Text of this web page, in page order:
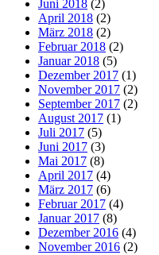
Juni 2018 (2)
April 2018 (2)
März 2018 (2)
Februar 2018 (2)
Januar 2018 (5)
Dezember 2017 (1)
November 2017 (2)
September 2017 (2)
August 2017 (1)
Juli 2017 (5)
Juni 2017 (3)
Mai 2017 (8)
April 2017 (4)
März 2017 (6)
Februar 2017 (4)
Januar 2017 (8)
Dezember 2016 (4)
November 2016 (2)